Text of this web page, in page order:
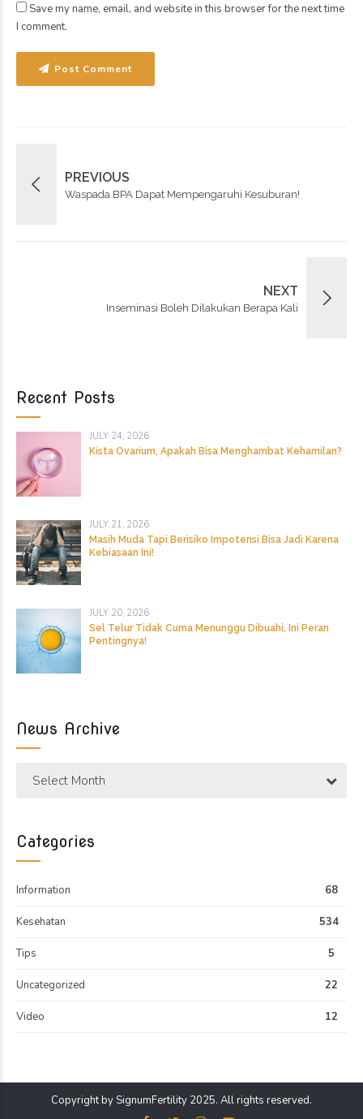
Save my name, email, and website in this browser for the next time
I comment.
Post Comment
PREVIOUS
Waspada BPA Dapat Mempengaruhi Kesuburan!
NEXT
Inseminasi Boleh Dilakukan Berapa Kali
Recent Posts
JULY 24, 2026
Kista Ovarium, Apakah Bisa Menghambat Kehamilan?
JULY 21, 2026
Masih Muda Tapi Berisiko Impotensi Bisa Jadi Karena
Kebiasaan Ini!
JULY 20, 2026
Sel Telur Tidak Cuma Menunggu Dibuahi, Ini Peran
Pentingnya!
News Archive
Select Month
Categories
Information 68
Kesehatan 534
Tips 5
Uncategorized 22
Video 12
Copyright by SignumFertility 2025. All rights reserved.